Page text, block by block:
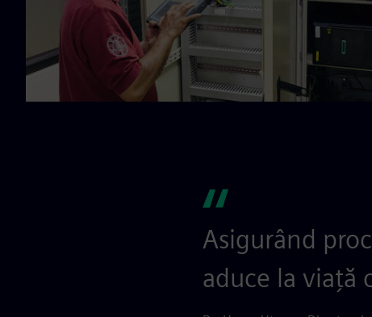
Asigurând
aduce la viață